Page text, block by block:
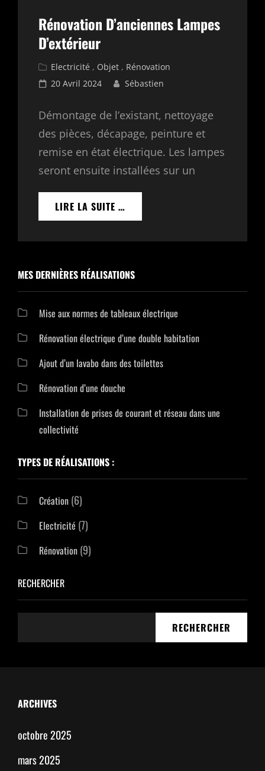
Rénovation D’anciennes Lampes
D’extérieur
Cat
Links
Electricité , Objet , Rénovation
Posted
20 Avril 2024 Sébastien
Démontage de l’existant, nettoyage
des pièces, décapage, peinture et
remise en état électrique. Les lampes
seront ensuite installées sur un
LIRE LA SUITE …
D’ANCIENNES
D’EXTÉRIEUR
MES DERNIÈRES RÉALISATIONS
Mise aux normes de tableaux électrique
Rénovation électrique d’une double habitation
Ajout d’un lavabo dans des toilettes
Rénovation d’une douche
Installation de prises de courant et réseau dans une
collectivité
TYPES DE RÉALISATIONS :
Création (6)
Electricité (7)
Rénovation (9)
RECHERCHER
RECHERCHER
ARCHIVES
octobre 2025
mars 2025